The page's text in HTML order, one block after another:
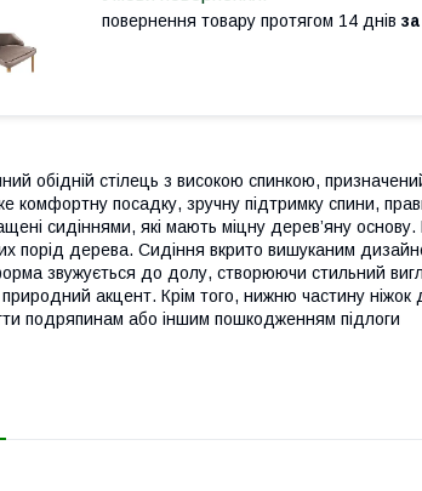
повернення товару протягом 14 днів
обідній стілець з високою спинкою,
комфортну посадку, зручну підтримку спини,
сидіннями, які мають міцну дерев’яну
порід дерева. Сидіння вкрито вишуканим
звужується до долу, створюючи стильний
акцент. Крім того, нижню частину ніжок
подряпинам або іншим пошкодженням підлоги